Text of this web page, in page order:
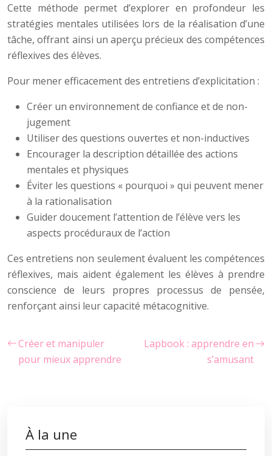
Cette méthode permet d’explorer en profondeur les
stratégies mentales utilisées lors de la réalisation d’une
tâche, offrant ainsi un aperçu précieux des compétences
réflexives des élèves.
Pour mener efficacement des entretiens d’explicitation :
Créer un environnement de confiance et de non-
jugement
Utiliser des questions ouvertes et non-inductives
Encourager la description détaillée des actions
mentales et physiques
Éviter les questions « pourquoi » qui peuvent mener
à la rationalisation
Guider doucement l’attention de l’élève vers les
aspects procéduraux de l’action
Ces entretiens non seulement évaluent les compétences
réflexives, mais aident également les élèves à prendre
conscience de leurs propres processus de pensée,
renforçant ainsi leur capacité métacognitive.
Créer et manipuler
pour mieux apprendre
Lapbook : apprendre en
s’amusant
À la une